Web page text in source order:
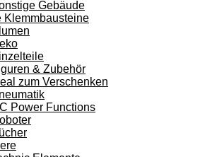
Gebäude
Klemmbausteine
& Zubehör
zum Verschenken
Power Functions